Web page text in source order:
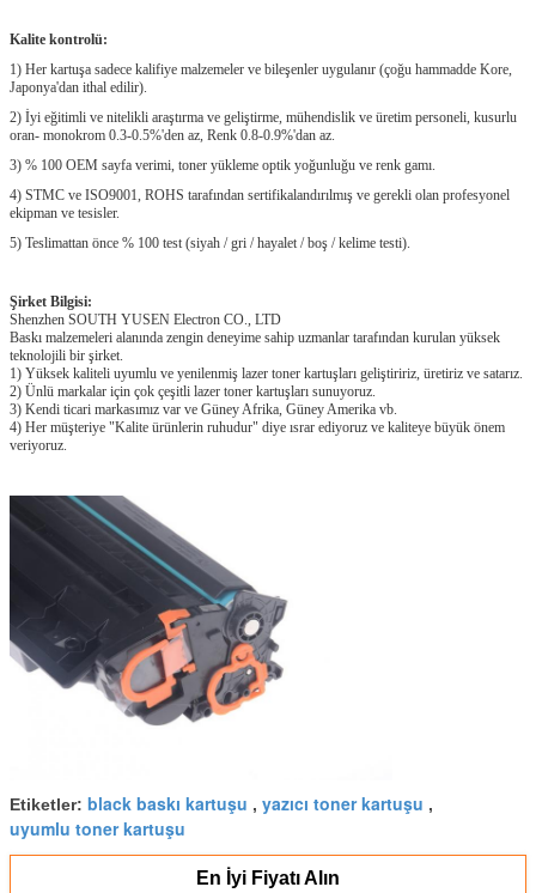
Kalite kontrolü:
1) Her kartuşa sadece kalifiye malzemeler ve bileşenler uygulanır (çoğu hammadde Kore,
Japonya'dan ithal edilir).
2) İyi eğitimli ve nitelikli araştırma ve geliştirme, mühendislik ve üretim personeli, kusurlu
oran- monokrom 0.3-0.5%'den az, Renk 0.8-0.9%'dan az.
3) % 100 OEM sayfa verimi, toner yükleme optik yoğunluğu ve renk gamı.
4) STMC ve ISO9001, ROHS tarafından sertifikalandırılmış ve gerekli olan profesyonel
ekipman ve tesisler.
5) Teslimattan önce % 100 test (siyah / gri / hayalet / boş / kelime testi).
Şirket Bilgisi:
Shenzhen SOUTH YUSEN Electron CO., LTD
Baskı malzemeleri alanında zengin deneyime sahip uzmanlar tarafından kurulan yüksek
teknolojili bir şirket.
1) Yüksek kaliteli uyumlu ve yenilenmiş lazer toner kartuşları geliştiririz, üretiriz ve satarız.
2) Ünlü markalar için çok çeşitli lazer toner kartuşları sunuyoruz.
3) Kendi ticari markasımız var ve Güney Afrika, Güney Amerika vb.
4) Her müşteriye "Kalite ürünlerin ruhudur" diye ısrar ediyoruz ve kaliteye büyük önem
veriyoruz.
Etiketler: black baskı kartuşu , yazıcı toner kartuşu ,
uyumlu toner kartuşu
En İyi Fiyatı Alın